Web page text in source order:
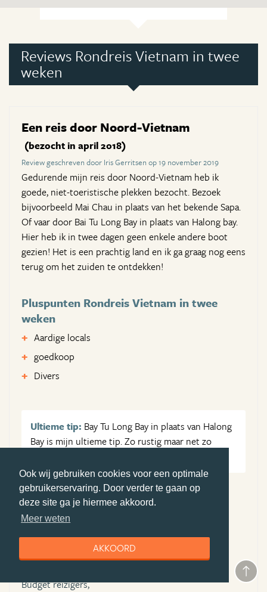
Ook wij gebruiken cookies voor een optimale
gebruikerservaring. Door verder te gaan op
deze site ga je hiermee akkoord.
Meer weten
AKKOORD
Reviews Rondreis Vietnam in twee
weken
Een reis door Noord-Vietnam
(bezocht in april 2018)
Review geschreven door Iris Gerritsen op 19 november 2019
Gedurende mijn reis door Noord-Vietnam heb ik
goede, niet-toeristische plekken bezocht. Bezoek
bijvoorbeeld Mai Chau in plaats van het bekende Sapa.
Of vaar door Bai Tu Long Bay in plaats van Halong bay.
Hier heb ik in twee dagen geen enkele andere boot
gezien! Het is een prachtig land en ik ga graag nog eens
terug om het zuiden te ontdekken!
Pluspunten Rondreis Vietnam in twee
weken
Aardige locals
goedkoop
Divers
Ultieme tip: Bay Tu Long Bay in plaats van Halong
Bay is mijn ultieme tip. Zo rustig maar net zo
Aangeraden voor:
Gezinnen,
Budget reizigers,